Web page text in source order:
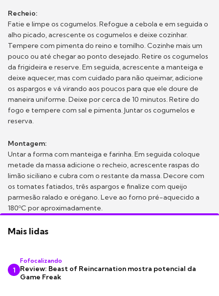
Recheio:
Fatie e limpe os cogumelos. Refogue a cebola e em seguida o
alho picado, acrescente os cogumelos e deixe cozinhar.
Tempere com pimenta do reino e tomilho. Cozinhe mais um
pouco ou até chegar ao ponto desejado. Retire os cogumelos
da frigideira e reserve. Em seguida, acrescente a manteiga e
deixe aquecer, mas com cuidado para não queimar, adicione
os aspargos e vá virando aos poucos para que ele doure de
maneira uniforme. Deixe por cerca de 10 minutos. Retire do
fogo e tempere com sal e pimenta. Juntar os cogumelos e
reserva.
Montagem:
Untar a forma com manteiga e farinha. Em seguida coloque
metade da massa adicione o recheio, acrescente raspas do
limão siciliano e cubra com o restante da massa. Decore com
os tomates fatiados, três aspargos e finalize com queijo
parmesão ralado e orégano. Leve ao forno pré-aquecido a
180ºC por aproximadamente.
Mais lidas
1
Fofocalizando
Review: Beast of Reincarnation mostra potencial da
Game Freak